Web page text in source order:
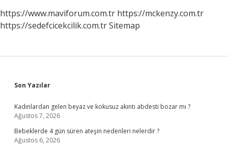
Kadar
https://www.maviforum.com.tr https://mckenzy.com.tr
https://sedefcicekcilik.com.trSitemap
Sidebar
Son Yazılar
Kadınlardan gelen beyaz ve kokusuz akıntı abdesti bozar mı ?
Ağustos 7, 2026
Bebeklerde 4 gün süren ateşin nedenleri nelerdir ?
Ağustos 6, 2026